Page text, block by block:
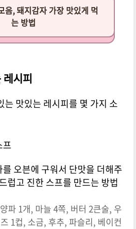
음, 돼지감자 가장 맛있게 먹
는 방법
시피
는 맛있는 레시피를 몇 가지 소
프
오븐에 구워서 단맛을 더해주
럽고 진한 스프를 만드는 방법
파 1개, 마늘 4쪽, 버터 2큰술, 우
1컵, 소금, 후추, 파슬리, 베이컨